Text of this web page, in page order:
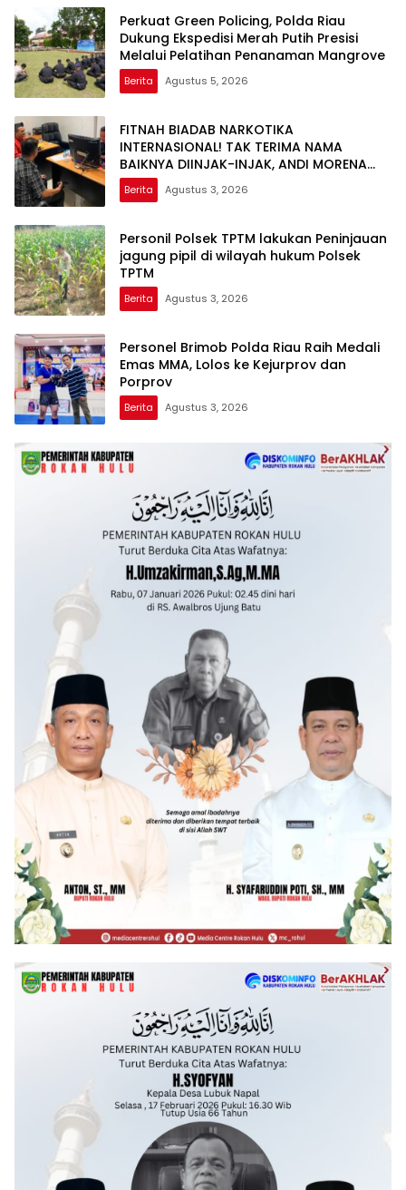
Perkuat Green Policing, Polda Riau
Dukung Ekspedisi Merah Putih Presisi
Melalui Pelatihan Penanaman Mangrove
Berita Agustus 5, 2026
FITNAH BIADAB NARKOTIKA
INTERNASIONAL! TAK TERIMA NAMA
BAIKNYA DIINJAK-INJAK, ANDI MORENA
DECLARE WAR: SIAP Bantai DAN SERET
AKUN PEMBUNUH KARAKTER KE PENJARA
Berita Agustus 3, 2026
Personil Polsek TPTM lakukan Peninjauan
jagung pipil di wilayah hukum Polsek
TPTM
Berita Agustus 3, 2026
Personel Brimob Polda Riau Raih Medali
Emas MMA, Lolos ke Kejurprov dan
Porprov
Berita Agustus 3, 2026